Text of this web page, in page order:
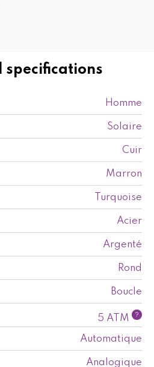
specifications
Homme
Solaire
Cuir
Marron
Turquoise
Acier
Argenté
Rond
Boucle
5 ATM ?
Automatique
Analogique